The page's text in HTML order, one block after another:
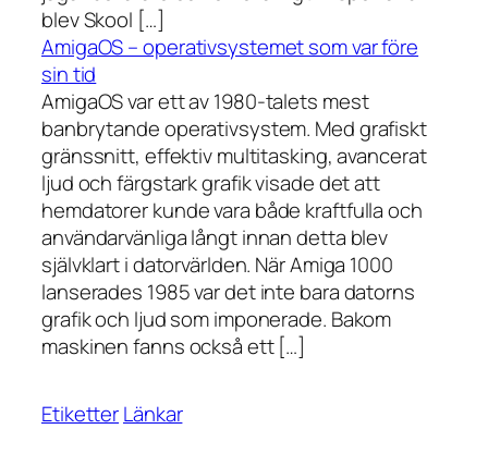
blev Skool […]
AmigaOS – operativsystemet som var före
sin tid
AmigaOS var ett av 1980-talets mest
banbrytande operativsystem. Med grafiskt
gränssnitt, effektiv multitasking, avancerat
ljud och färgstark grafik visade det att
hemdatorer kunde vara både kraftfulla och
användarvänliga långt innan detta blev
självklart i datorvärlden. När Amiga 1000
lanserades 1985 var det inte bara datorns
grafik och ljud som imponerade. Bakom
maskinen fanns också ett […]
EtiketterLänkar